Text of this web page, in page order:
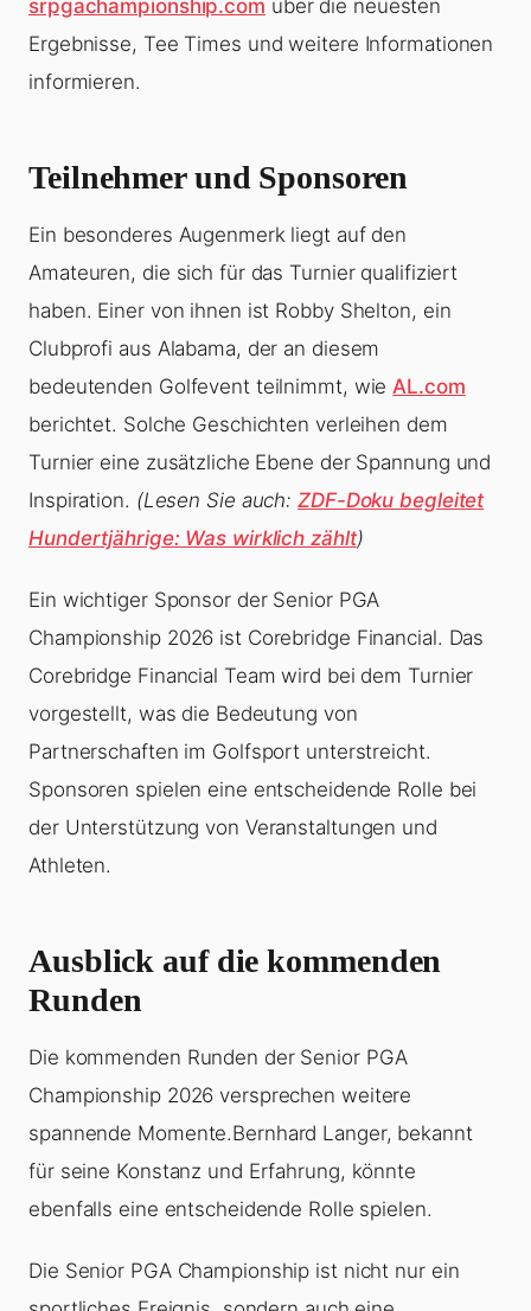
srpgachampionship.com über die neuesten
Ergebnisse, Tee Times und weitere Informationen
informieren.
Teilnehmer und Sponsoren
Ein besonderes Augenmerk liegt auf den
Amateuren, die sich für das Turnier qualifiziert
haben. Einer von ihnen ist Robby Shelton, ein
Clubprofi aus Alabama, der an diesem
bedeutenden Golfevent teilnimmt, wieAL.com
berichtet. Solche Geschichten verleihen dem
Turnier eine zusätzliche Ebene der Spannung und
Inspiration. (Lesen Sie auch:ZDF-Doku begleitet
Hundertjährige: Was wirklich zählt)
Ein wichtiger Sponsor der Senior PGA
Championship 2026 ist Corebridge Financial. Das
Corebridge Financial Team wird bei dem Turnier
vorgestellt, was die Bedeutung von
Partnerschaften im Golfsport unterstreicht.
Sponsoren spielen eine entscheidende Rolle bei
der Unterstützung von Veranstaltungen und
Athleten.
Ausblick auf die kommenden
Runden
Die kommenden Runden der Senior PGA
Championship 2026 versprechen weitere
spannende Momente.Bernhard Langer, bekannt
für seine Konstanz und Erfahrung, könnte
ebenfalls eine entscheidende Rolle spielen.
Die Senior PGA Championship ist nicht nur ein